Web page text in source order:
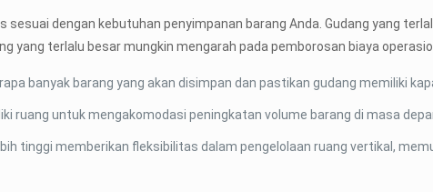
sesuai dengan kebutuhan penyimpanan barang Anda. Gudang yang
yang terlalu besar mungkin mengarah pada pemborosan biaya
banyak barang yang akan disimpan dan pastikan gudang memiliki
ruang untuk mengakomodasi peningkatan volume barang di masa
tinggi memberikan fleksibilitas dalam pengelolaan ruang vertikal,